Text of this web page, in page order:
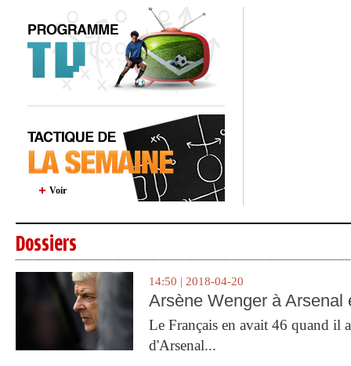
Voir
Dossiers
14:50 | 2018-04-20
Arsène Wenger à Arsenal
Le Français en avait 46 quand il
d'Arsenal...